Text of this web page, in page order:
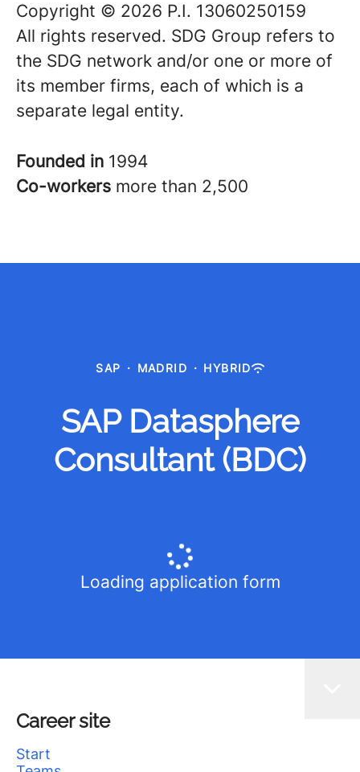
Copyright © 2026 P.I. 13060250159
All rights reserved. SDG Group refers to
the SDG network and/or one or more of
its member firms, each of which is a
separate legal entity.
Founded in 1994
Co-workers more than 2,500
SAP · MADRID · HYBRID
SAP Datasphere
Consultant (BDC)
Loading application form
Career site
Start